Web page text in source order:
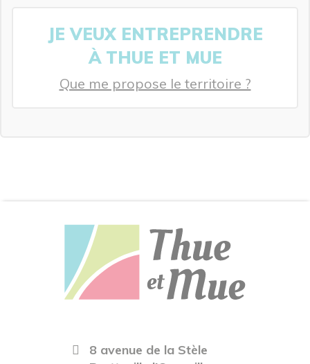
JE VEUX ENTREPRENDRE
À THUE ET MUE
Que me propose le territoire ?
8 avenue de la Stèle